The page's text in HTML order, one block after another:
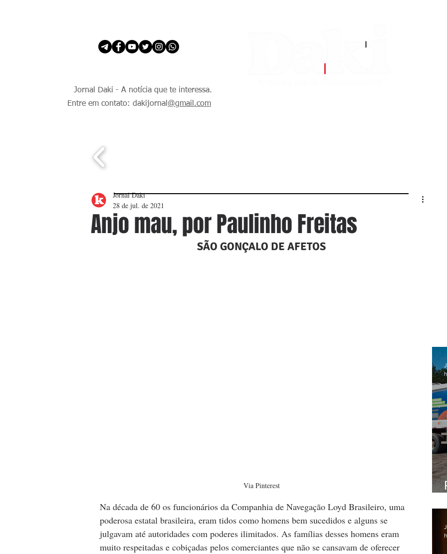
Jornal Daki - A notícia que te interessa.
Entre em contato: dakijornal @gmail.com
Anjo mau, por Paulinho Freitas
Jornal Daki
28 de jul. de 2021
SÃO GONÇALO DE AFETOS
Via Pinterest
Na década de 60 os funcionários da Companhia de Navegação Loyd Brasileiro, uma
poderosa estatal brasileira, eram tidos como homens bem sucedidos e alguns se
julgavam até autoridades com poderes ilimitados. As famílias desses homens eram
muito respeitadas e cobiçadas pelos comerciantes que não se cansavam de oferecer